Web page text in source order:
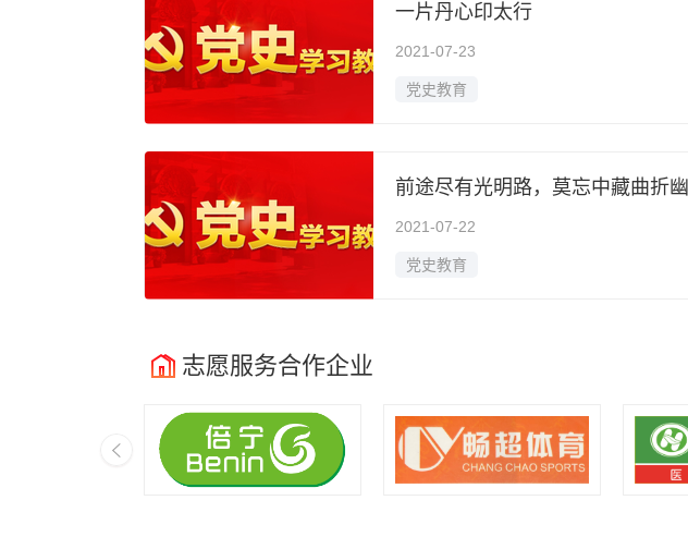
一片丹心印太行
2021-07-23
党史教育
前途尽有光明路，莫忘中藏曲折幽
2021-07-22
党史教育
志愿服务合作企业